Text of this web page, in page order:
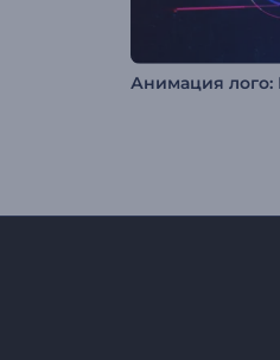
Анимация лого: